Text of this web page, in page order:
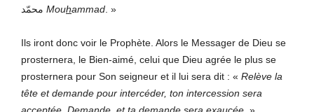
Mouhammad »
Ils iront donc voir le Prophète. Alors le Messager de Dieu se
prosternera, le Bien-aimé, celui que Dieu agrée le plus se
prosternera pour Son seigneur et il lui sera dit : « Relève la
tête et demande pour intercéder, ton intercession sera
acceptée. Demande, et ta demande sera exaucée. »